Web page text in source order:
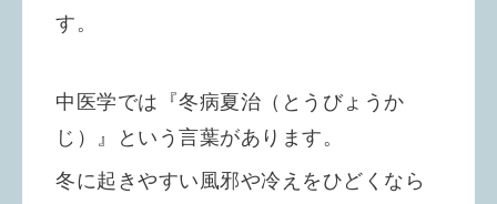
す。
中医学では『冬病夏治（とうびょうか
じ）』という言葉があります。
冬に起きやすい風邪や冷えをひどくなら